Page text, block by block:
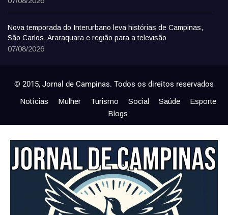
Nova temporada do Interurbano leva histórias de Campinas,
São Carlos, Araraquara e região para a televisão
07/08/2026
© 2015, Jornal de Campinas. Todos os direitos reservados
Notícias Mulher Turismo Social Saúde
Esporte
Blogs